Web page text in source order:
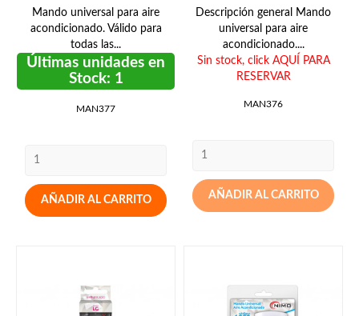
Mando universal para aire
acondicionado. Válido para
todas las...
Últimas unidades en
Stock: 1
MAN377
AÑADIR AL CARRITO
Descripción general Mando
universal para aire
acondicionado....
Sin stock, click AQUÍ PARA
RESERVAR
MAN376
AÑADIR AL CARRITO